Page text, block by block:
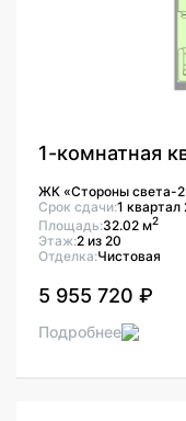
1-комнатная
ЖК «Стороны света-
Срок сдачи:1 квартал
Площадь:32.02 м2
Этаж:2 из 20
Отделка:Чистовая
5 955 720 ₽
Подробнее